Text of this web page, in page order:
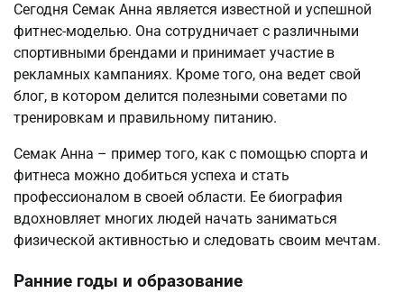
Сегодня Семак Анна является известной и успешной
фитнес-моделью. Она сотрудничает с различными
спортивными брендами и принимает участие в
рекламных кампаниях. Кроме того, она ведет свой
блог, в котором делится полезными советами по
тренировкам и правильному питанию.
Семак Анна – пример того, как с помощью спорта и
фитнеса можно добиться успеха и стать
профессионалом в своей области. Ее биография
вдохновляет многих людей начать заниматься
физической активностью и следовать своим мечтам.
Ранние годы и образование